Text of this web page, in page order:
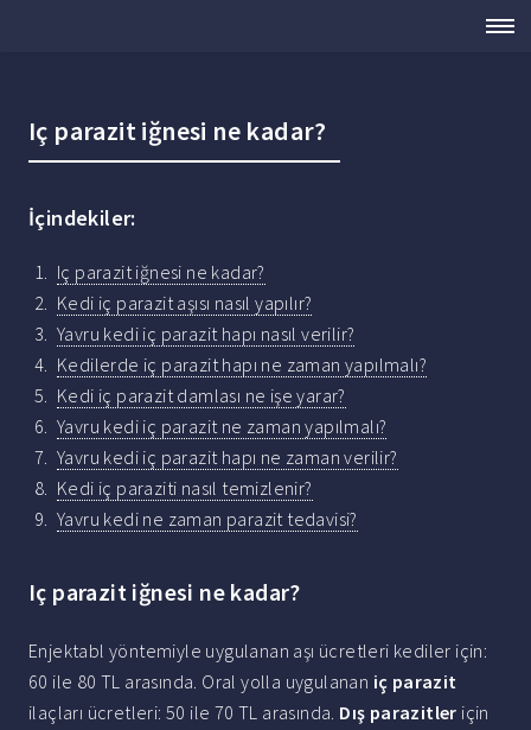
Iç parazit iğnesi ne kadar?
İçindekiler:
Iç parazit iğnesi ne kadar?
Kedi iç parazit aşısı nasıl yapılır?
Yavru kedi iç parazit hapı nasıl verilir?
Kedilerde iç parazit hapı ne zaman yapılmalı?
Kedi iç parazit damlası ne işe yarar?
Yavru kedi iç parazit ne zaman yapılmalı?
Yavru kedi iç parazit hapı ne zaman verilir?
Kedi iç paraziti nasıl temizlenir?
Yavru kedi ne zaman parazit tedavisi?
Iç parazit iğnesi ne kadar?
Enjektabl yöntemiyle uygulanan aşı ücretleri kediler için:
60 ile 80 TL arasında. Oral yolla uygulanan iç parazit
ilaçları ücretleri: 50 ile 70 TL arasında. Dış parazitler için